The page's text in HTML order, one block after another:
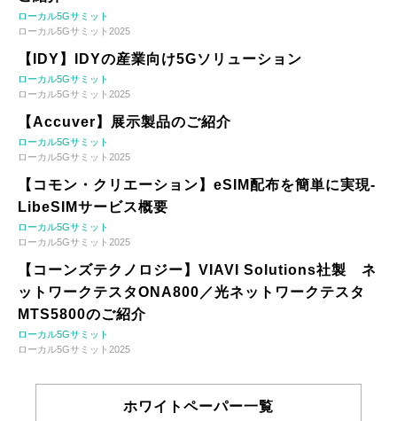
ローカル5Gサミット
ローカル5Gサミット2025
【IDY】IDYの産業向け5Gソリューション
ローカル5Gサミット
ローカル5Gサミット2025
【Accuver】展示製品のご紹介
ローカル5Gサミット
ローカル5Gサミット2025
【コモン・クリエーション】eSIM配布を簡単に実現-
LibeSIMサービス概要
ローカル5Gサミット
ローカル5Gサミット2025
【コーンズテクノロジー】VIAVI Solutions社製 ネ
ットワークテスタONA800／光ネットワークテスタ
MTS5800のご紹介
ローカル5Gサミット
ローカル5Gサミット2025
ホワイトペーパー一覧